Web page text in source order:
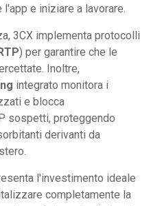
e iniziare a lavorare.
3CX implementa protocolli
) per garantire che le
Inoltre,
integrato monitora i
e blocca
sospetti, proteggendo
derivanti da
l'investimento ideale
completamente la